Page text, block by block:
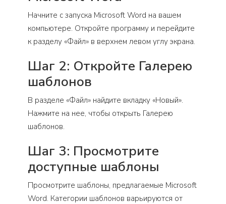
Начните с запуска Microsoft Word на вашем
компьютере. Откройте программу и перейдите
к разделу «Файл» в верхнем левом углу экрана.
Шаг 2: Откройте Галерею
шаблонов
В разделе «Файл» найдите вкладку «Новый».
Нажмите на нее, чтобы открыть Галерею
шаблонов.
Шаг 3: Просмотрите
доступные шаблоны
Просмотрите шаблоны, предлагаемые Microsoft
Word. Категории шаблонов варьируются от